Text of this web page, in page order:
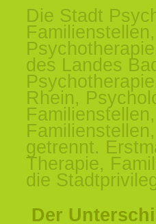
Die Stadt
des Landes
Rhein,
getrennt.
Therapie,
die
Der